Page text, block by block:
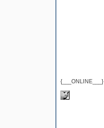
{___ONLINE___}